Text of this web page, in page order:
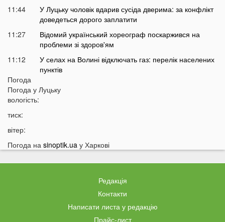
11:44
У Луцьку чоловік вдарив сусіда дверима: за конфлікт
доведеться дорого заплатити
11:27
Відомий український хореограф поскаржився на
проблеми зі здоров'ям
11:12
У селах на Волині відключать газ: перелік населених
пунктів
10:56
10:43
10:11
На Волині два дні вируватиме аномалія
09:38
Українці можуть залишитися без пенсій через
Вночі на Волині горіла «Єва»
Українців закликали якнайшвидше виїжджати з
Погода
Погода у Луцьку
вологість:
тиск:
вітер:
Погода на sinoptik.ua у Харкові
Редакція
Контакти
Написати листа у редакцію
Прайс-лист